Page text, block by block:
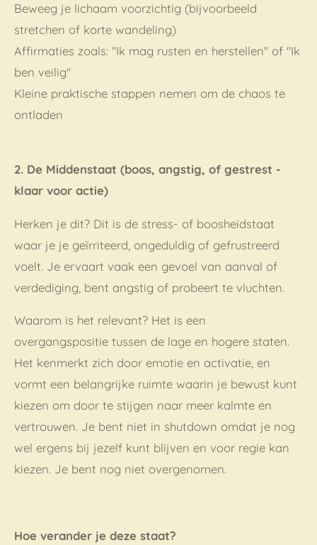
Beweeg je lichaam voorzichtig (bijvoorbeeld
stretchen of korte wandeling)
Affirmaties zoals: "Ik mag rusten en herstellen" of "Ik
ben veilig"
Kleine praktische stappen nemen om de chaos te
ontladen
2. De Middenstaat (boos, angstig, of gestrest -
klaar voor actie)
Herken je dit? Dit is de stress- of boosheidstaat
waar je je geïrriteerd, ongeduldig of gefrustreerd
voelt. Je ervaart vaak een gevoel van aanval of
verdediging, bent angstig of probeert te vluchten.
Waarom is het relevant? Het is een
overgangspositie tussen de lage en hogere staten.
Het kenmerkt zich door emotie en activatie, en
vormt een belangrijke ruimte waarin je bewust kunt
kiezen om door te stijgen naar meer kalmte en
vertrouwen. Je bent niet in shutdown omdat je nog
wel ergens bij jezelf kunt blijven en voor regie kan
kiezen. Je bent nog niet overgenomen.
Hoe verander je deze staat?